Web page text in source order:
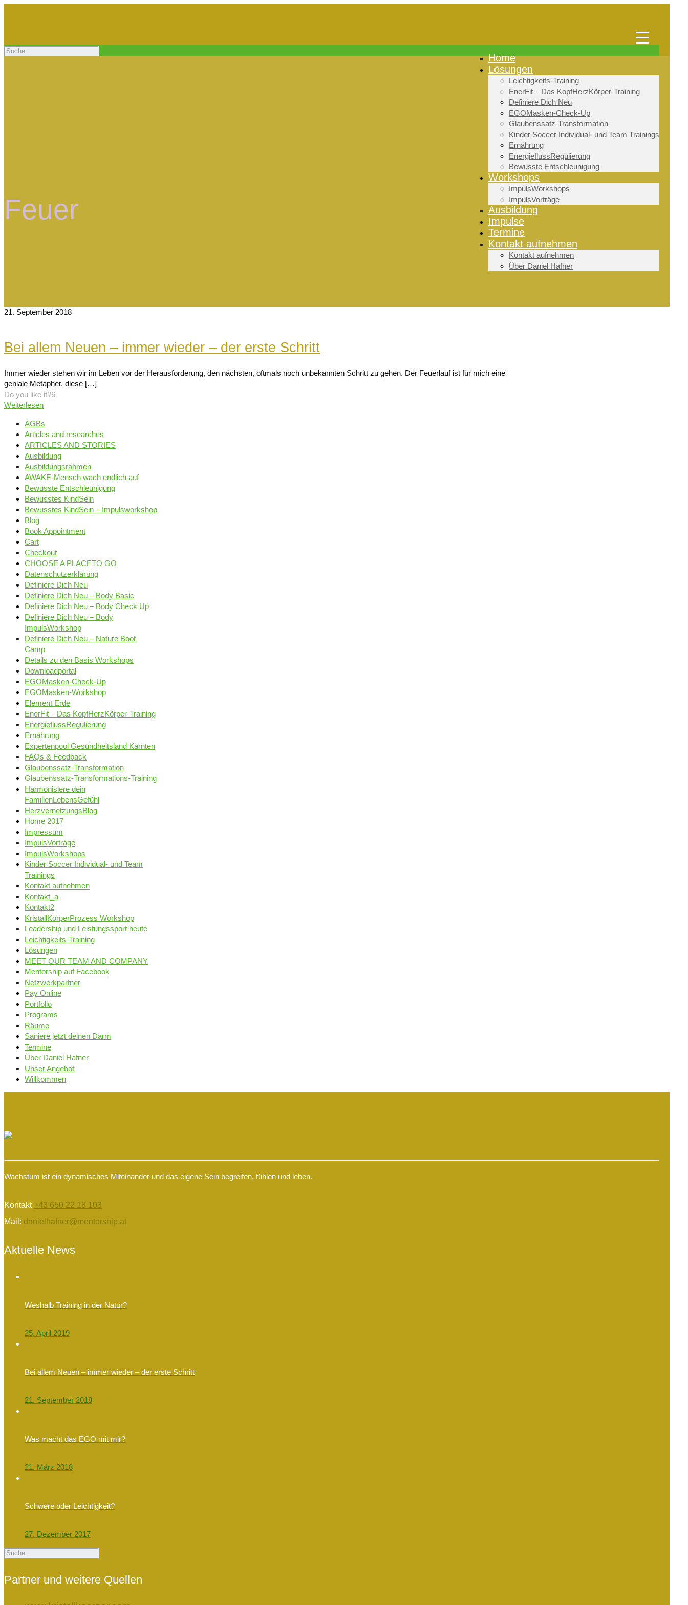
Home
Lösungen
Leichtigkeits-Training
EnerFit – Das KopfHerzKörper-Training
Definiere Dich Neu
EGOMasken-Check-Up
Glaubenssatz-Transformation
Kinder Soccer Individual- und Team Trainings
Ernährung
EnergieflussRegulierung
Bewusste Entschleunigung
Workshops
ImpulsWorkshops
ImpulsVorträge
Ausbildung
Impulse
Termine
Kontakt aufnehmen
Kontakt aufnehmen
Über Daniel Hafner
Feuer
21. September 2018
Bei allem Neuen – immer wieder – der erste Schritt
Immer wieder stehen wir im Leben vor der Herausforderung, den nächsten, oftmals noch unbekannten Schritt zu gehen. Der Feuerlauf ist für mich eine
geniale Metapher, diese […]
Do you like it?6
Weiterlesen
AGBs
Articles and researches
ARTICLES AND STORIES
Ausbildung
Ausbildungsrahmen
AWAKE-Mensch wach endlich auf
Bewusste Entschleunigung
Bewusstes KindSein
Bewusstes KindSein – Impulsworkshop
Blog
Book Appointment
Cart
Checkout
CHOOSE A PLACETO GO
Datenschutzerklärung
Definiere Dich Neu
Definiere Dich Neu – Body Basic
Definiere Dich Neu – Body Check Up
Definiere Dich Neu – Body
ImpulsWorkshop
Definiere Dich Neu – Nature Boot
Camp
Details zu den Basis Workshops
Downloadportal
EGOMasken-Check-Up
EGOMasken-Workshop
Element Erde
EnerFit – Das KopfHerzKörper-Training
EnergieflussRegulierung
Ernährung
Expertenpool Gesundheitsland Kärnten
FAQs & Feedback
Glaubenssatz-Transformation
Glaubenssatz-Transformations-Training
Harmonisiere dein
FamilienLebensGefühl
HerzvernetzungsBlog
Home 2017
Impressum
ImpulsVorträge
ImpulsWorkshops
Kinder Soccer Individual- und Team
Trainings
Kontakt aufnehmen
Kontakt_a
Kontakt2
KristallKörperProzess Workshop
Leadership und Leistungssport heute
Leichtigkeits-Training
Lösungen
MEET OUR TEAM AND COMPANY
Mentorship auf Facebook
Netzwerkpartner
Pay Online
Portfolio
Programs
Räume
Saniere jetzt deinen Darm
Termine
Über Daniel Hafner
Unser Angebot
Willkommen
Wachstum ist ein dynamisches Miteinander und das eigene Sein begreifen, fühlen und leben.
Kontakt +43 650 22 18 103
Mail: danielhafner@mentorship.at
Aktuelle News
Weshalb Training in der Natur?
25. April 2019
Bei allem Neuen – immer wieder – der erste Schritt
21. September 2018
Was macht das EGO mit mir?
21. März 2018
Schwere oder Leichtigkeit?
27. Dezember 2017
Partner und weitere Quellen